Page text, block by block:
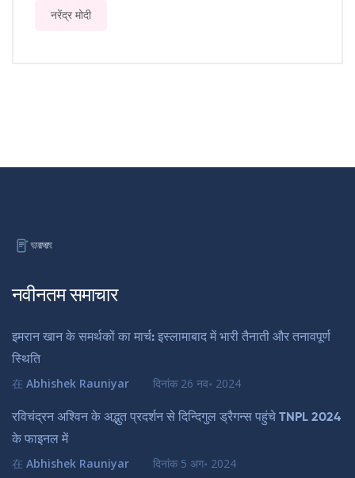
नरेंद्र मोदी
नवीनतम समाचार
इमरान खान के समर्थकों का मार्च: इस्लामाबाद में भारी तैनाती और तनावपूर्ण
स्थिति
在 Abhishek Rauniyar दिनांक 26 नव॰ 2024
रविचंद्रन अश्विन के अद्भुत प्रदर्शन से दिन्दिगुल ड्रैगन्स पहुंचे TNPL 2024
के फाइनल में
在 Abhishek Rauniyar दिनांक 5 अग॰ 2024